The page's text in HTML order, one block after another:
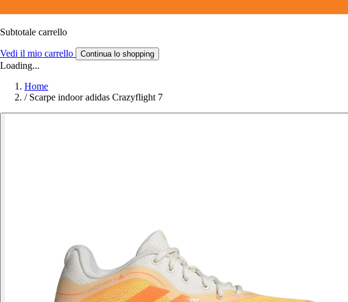
Subtotale carrello
Vedi il mio carrello Continua lo shopping
Loading...
Home
/ Scarpe indoor adidas Crazyflight 7